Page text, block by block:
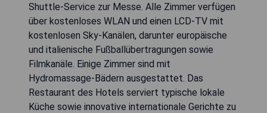
Shuttle-Service zur Messe. Alle Zimmer verfügen
über kostenloses WLAN und einen LCD-TV mit
kostenlosen Sky-Kanälen, darunter europäische
und italienische Fußballübertragungen sowie
Filmkanäle. Einige Zimmer sind mit
Hydromassage-Bädern ausgestattet. Das
Restaurant des Hotels serviert typische lokale
Küche sowie innovative internationale Gerichte zu